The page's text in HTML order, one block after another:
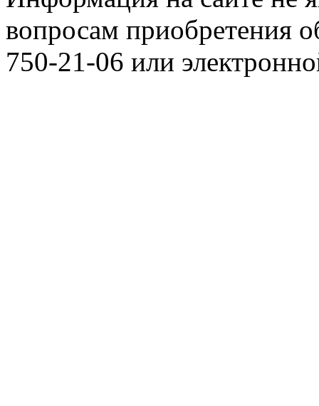
вопросам приобретения
750-21-06 или